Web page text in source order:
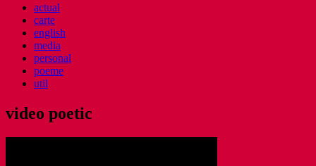
actual
carte
english
media
personal
poeme
util
video poetic